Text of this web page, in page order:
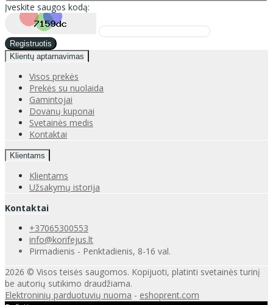
Įveskite saugos kodą:
Klientų aptarnavimas
Visos prekės
Prekės su nuolaida
Gamintojai
Dovanų kuponai
Svetainės medis
Kontaktai
Klientams
Klientams
Užsakymų istorija
Kontaktai
+37065300553
info@korifejus.lt
Pirmadienis - Penktadienis, 8-16 val.
2026 © Visos teisės saugomos. Kopijuoti, platinti svetainės turinį
be autorių sutikimo draudžiama.
Elektroninių parduotuvių nuoma - eshoprent.com